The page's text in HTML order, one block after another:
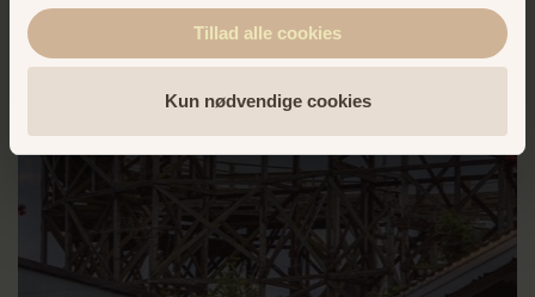
Tillad alle cookies
Kun nødvendige cookies
Rutschebanetur